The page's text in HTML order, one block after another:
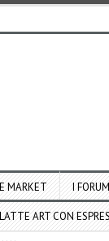
MARKET I FORUM
ART CON